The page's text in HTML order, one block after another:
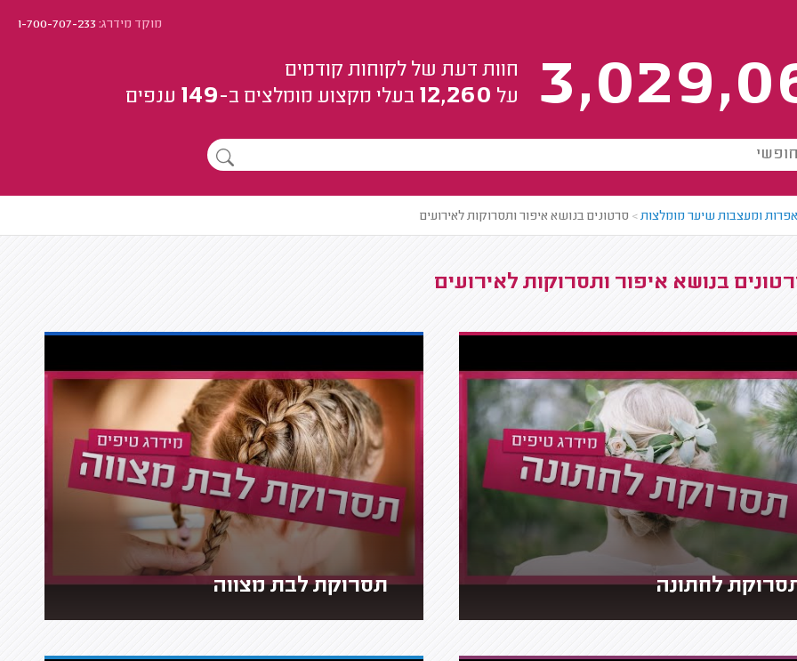
מוקד מידרג:1-700-707-233
חוות דעת של לקוחות קודמים
על 12,260 בעלי מקצוע מומלצים ב-149 ענפים
ומעצבות שיער מומלצות> סרטונים בנושא איפור ותסרוקות לאירועים
לחתונה תסרוקת לבת מצווה